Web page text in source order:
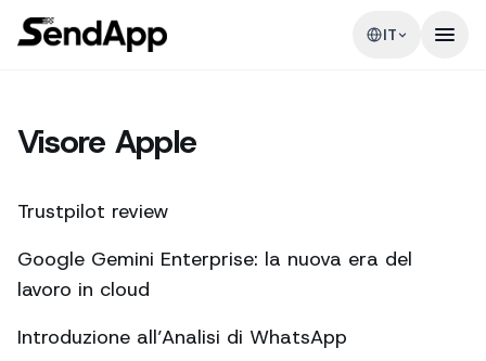
IT
Visore Apple
Trustpilot review
Google Gemini Enterprise: la nuova era del
lavoro in cloud
Introduzione all’Analisi di WhatsApp